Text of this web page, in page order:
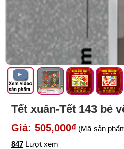
Tết xuân-Tết 143 bé
Giá: 505,000₫ (Mã sản
847 Lượt xem